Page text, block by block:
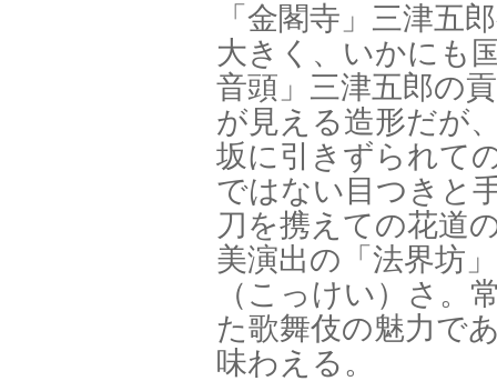
「金閣寺」三津五
大きく、いかにも
音頭」三津五郎の
が見える造形だが
坂に引きずられて
ではない目つきと
刀を携えての花道
美演出の「法界坊
（こっけい）さ。
た歌舞伎の魅力で
味わえる。